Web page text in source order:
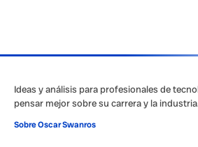
Ideas y análisis para profesionales de
pensar mejor sobre su carrera y la
Sobre Oscar Swanros